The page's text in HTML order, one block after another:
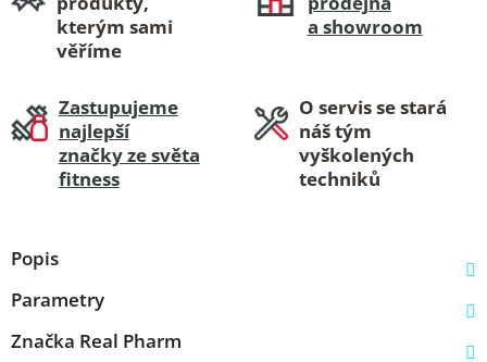
kterým sami
věříme
a showroom
Zastupujeme
najlepší
značky ze světa
fitness
O servis se stará
náš tým
vyškolených
techniků
Popis
Parametry
Značka Real Pharm